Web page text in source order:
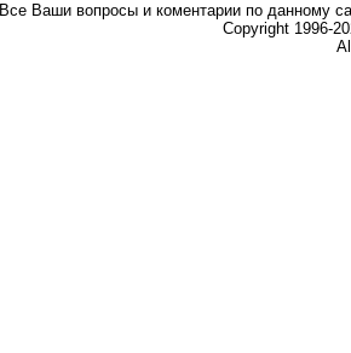
Все Ваши вопросы и коментарии по данному
Copyright 1996-